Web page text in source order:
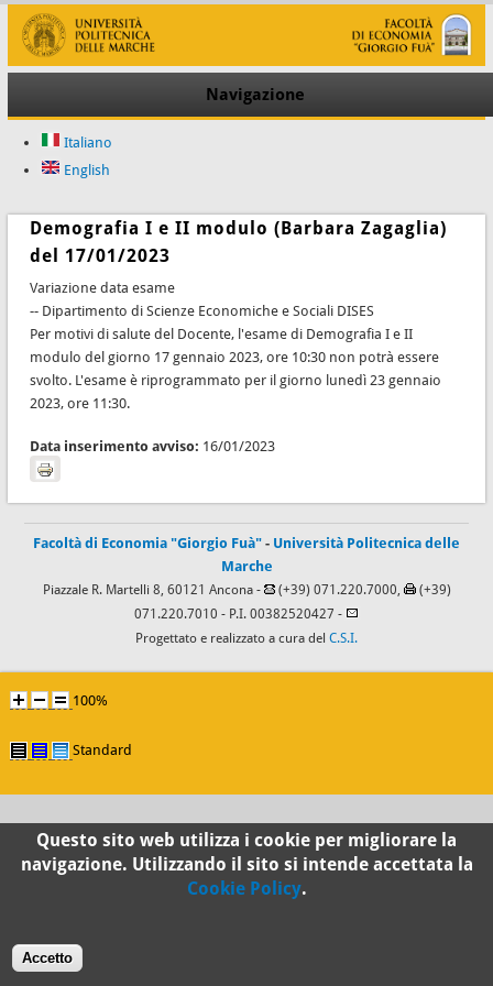
Navigazione
Italiano
English
Demografia I e II modulo (Barbara Zagaglia)
del 17/01/2023
Variazione data esame
-- Dipartimento di Scienze Economiche e Sociali DISES
Per motivi di salute del Docente, l'esame di Demografia I e II
modulo del giorno 17 gennaio 2023, ore 10:30 non potrà essere
svolto. L'esame è riprogrammato per il giorno lunedì 23 gennaio
2023, ore 11:30.
Data inserimento avviso: 16/01/2023
Facoltà di Economia "Giorgio Fuà" - Università Politecnica delle
Marche
Piazzale R. Martelli 8, 60121 Ancona - (+39) 071.220.7000,
(+39)
071.220.7010 - P.I. 00382520427 -
Progettato e realizzato a cura del C.S.I.
100%
Standard
Questo sito web utilizza i cookie per migliorare la
navigazione. Utilizzando il sito si intende accettata la
Cookie Policy.
Accetto